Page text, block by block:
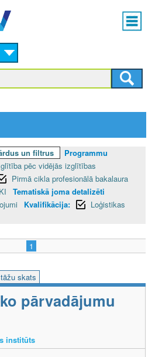
Main
menu
un filtrus
Programmu
pēc vidējās izglītības
Pirmā cikla profesionālā bakalaura
Tematiskā joma detalizēti
Kvalifikācija:
Loģistikas
1
skats
pārvadājumu
institūts